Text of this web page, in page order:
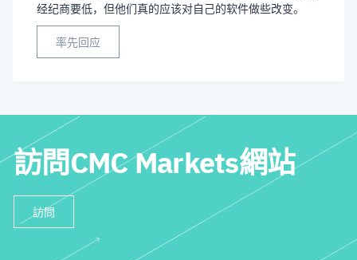
经纪商要低，但他们真的应该对自己的软件做些改变。
率先回应
訪問CMC Markets網站
訪問